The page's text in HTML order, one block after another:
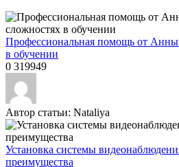
Профессиональная помощь от
в обучении
0 319949
Автор статьи: Nataliya
Установка системы
преимущества